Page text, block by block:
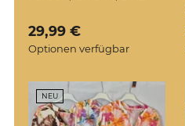
Verkaufspreis: 29,99 €
29,99 €
Optionen verfügbar
NEU